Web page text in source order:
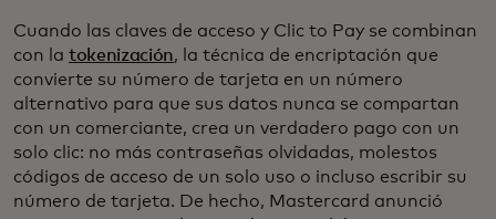
Cuando las claves de acceso y Clic to Pay se combinan
con la tokenización, la técnica de encriptación que
convierte su número de tarjeta en un número
alternativo para que sus datos nunca se compartan
con un comerciante, crea un verdadero pago con un
solo clic: no más contraseñas olvidadas, molestos
códigos de acceso de un solo uso o incluso escribir su
número de tarjeta. De hecho, Mastercard anunció